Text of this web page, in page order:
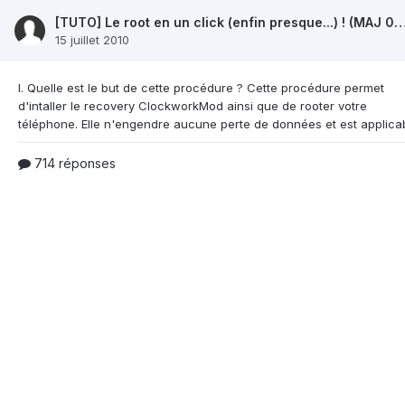
[TUTO] Le root en un click (enfin presque...) ! (MAJ 06/12/10)
15 juillet 2010
I. Quelle est le but de cette procédure ? Cette procédure permet
d'intaller le recovery ClockworkMod ainsi que de rooter votre
714 réponses